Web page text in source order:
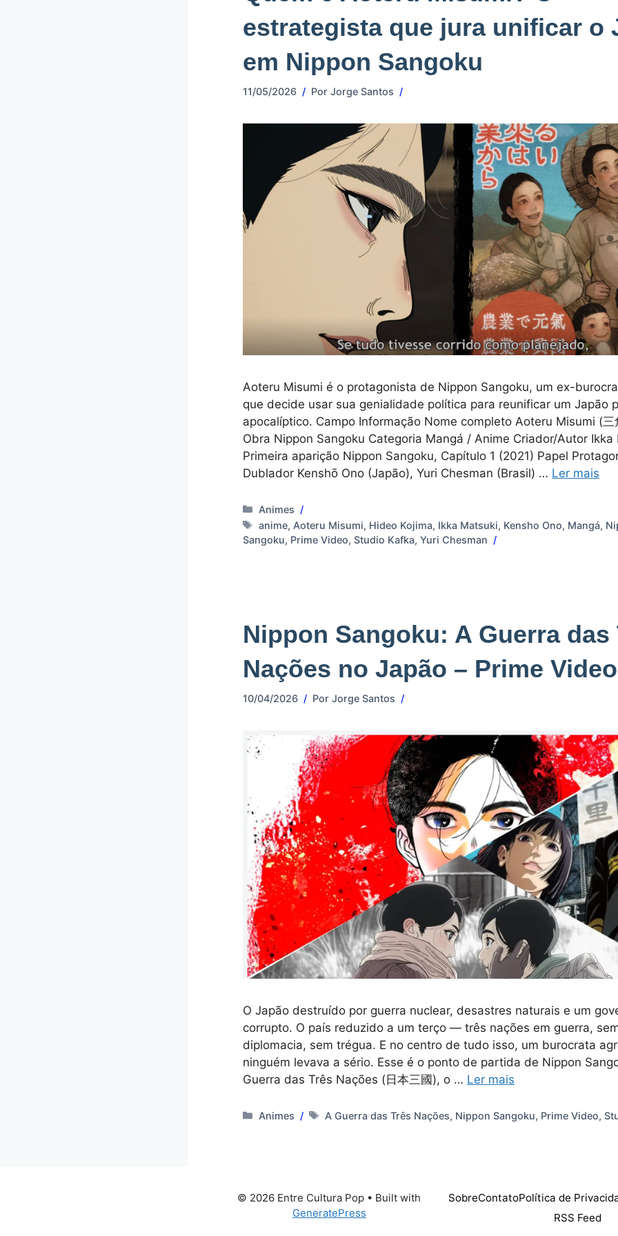
estrategista que jura unificar o
em Nippon Sangoku
11/05/2026 Por Jorge Santos
Aoteru Misumi é o protagonista de Nippon Sangoku, um ex-
que decide usar sua genialidade política para reunificar um Japão
apocalíptico. Campo Informação Nome completo Aoteru Misumi (三
Obra Nippon Sangoku Categoria Mangá / Anime Criador/Autor Ikka
Primeira aparição Nippon Sangoku, Capítulo 1 (2021) Papel
Dublador Kenshō Ono (Japão), Yuri Chesman (Brasil) … Ler mais
Categorias
Animes
Tags
anime, Aoteru Misumi, Hideo Kojima, Ikka Matsuki, Kensho Ono, Mangá,
Sangoku, Prime Video, Studio Kafka, Yuri Chesman
Nippon Sangoku: A Guerra das
Nações no Japão – Prime Video
10/04/2026 Por Jorge Santos
O Japão destruído por guerra nuclear, desastres naturais e um
corrupto. O país reduzido a um terço — três nações em guerra,
diplomacia, sem trégua. E no centro de tudo isso, um burocrata
ninguém levava a sério. Esse é o ponto de partida de Nippon
Guerra das Três Nações (日本三國), o … Ler mais
Categorias
Animes Tags
A Guerra das Três Nações, Nippon Sangoku, Prime Video,
SobreContatoPolítica de
RSS Feed
© 2026 Entre Cultura Pop • Built with
GeneratePress